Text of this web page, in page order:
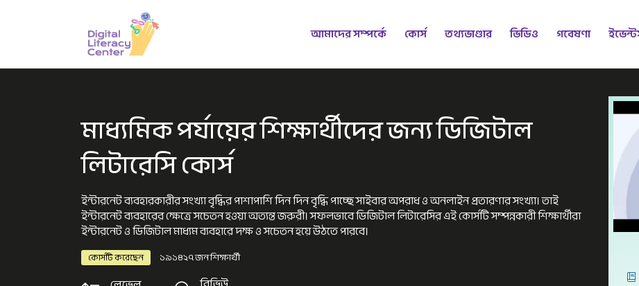
আমাদের সম্পর্কে কোর্স তথ্যভাণ্ডার ভিডিও গবেষণা
মাধ্যমিক পর্যায়ের শিক্ষার্থীদের জন্য ডিজিটাল
লিটারেসি কোর্স
ইন্টারনেট ব্যবহারকারীর সংখ্যা বৃদ্ধির পাশাপাশি দিন দিন বৃদ্ধি পাচ্ছে সাইবার অপরাধ ও অনলাইন প্রতারণার সংখ্যা। তাই
ইন্টারনেট ব্যবহারের ক্ষেত্রে সচেতন হওয়া অত্যন্ত জরুরী। সফলভাবে ডিজিটাল লিটারেসির এই কোর্সটি সম্পন্নকারী শিক্ষার্থীরা
ইন্টারনেট ও ডিজিটাল মাধ্যম ব্যবহারে দক্ষ ও সচেতন হয়ে উঠতে পারবে।
কোর্সটি করেছেন ১৯১৪২৭ জন শিক্ষার্থী